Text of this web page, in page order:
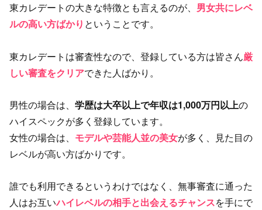
東カレデートの大きな特徴とも言えるのが、 男女共にレベ
ルの高い方ばかり ということです。
東カレデートは審査性なので、登録している方は皆さん厳
しい審査をクリアできた人ばかり。
男性の場合は、 学歴は大卒以上で年収は1,000万円以上の
ハイスペックが多く登録しています。
女性の場合は、 モデルや芸能人並の美女が多く、見た目の
レベルが高い方ばかりです。
誰でも利用できるというわけではなく、無事審査に通った
人はお互いハイレベルの相手と出会えるチャンスを手にで